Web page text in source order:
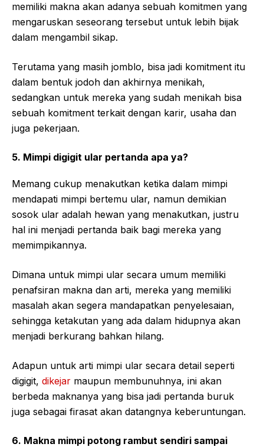
memiliki makna akan adanya sebuah komitmen yang
mengaruskan seseorang tersebut untuk lebih bijak
dalam mengambil sikap.
Terutama yang masih jomblo, bisa jadi komitment itu
dalam bentuk jodoh dan akhirnya menikah,
sedangkan untuk mereka yang sudah menikah bisa
sebuah komitment terkait dengan karir, usaha dan
juga pekerjaan.
5. Mimpi digigit ular pertanda apa ya?
Memang cukup menakutkan ketika dalam mimpi
mendapati mimpi bertemu ular, namun demikian
sosok ular adalah hewan yang menakutkan, justru
hal ini menjadi pertanda baik bagi mereka yang
memimpikannya.
Dimana untuk mimpi ular secara umum memiliki
penafsiran makna dan arti, mereka yang memiliki
masalah akan segera mandapatkan penyelesaian,
sehingga ketakutan yang ada dalam hidupnya akan
menjadi berkurang bahkan hilang.
Adapun untuk arti mimpi ular secara detail seperti
digigit, dikejar maupun membunuhnya, ini akan
berbeda maknanya yang bisa jadi pertanda buruk
juga sebagai firasat akan datangnya keberuntungan.
6. Makna mimpi potong rambut sendiri sampai